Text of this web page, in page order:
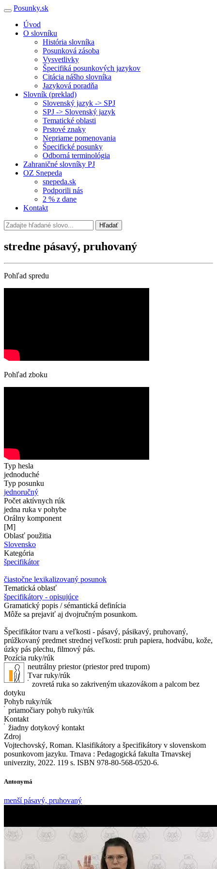
Posunky.sk
Úvod
O slovníku
História slovníka
Posunková zásoba
Vysvetlivky
Špecifiká posunkových jazykov
Citácia nášho slovníka
Jazyková poradňa
Slovník (preklad)
Slovenský jazyk -> SPJ
SPJ -> Slovenský jazyk
Tematické oblasti
Prstové znaky
Nepriame pomenovania
Špecifické posunky
Odborná terminológia
Zahraničné slovníky PJ
OZ Snepeda
snepeda.sk
Podporili nás
2 % z dane
Kontakt
Hľadať
stredne pásavý, pruhovaný
Pohľad spredu
Pohľad zboku
Typ hesla
jednoduché
Typ posunku
jednoručný
Počet aktívnych rúk
jedna ruka v pohybe
Orálny komponent
[M]
Oblasť použitia
Slovensko
Kategória
špecifikátor
čiastočne lexikalizovaný posunok
Tematická oblasť
špecifikátory - opisujúce
Gramatický popis / sémantická definícia
Môže sa prejaviť aj dvojručným posunkom.
Špecifikátor tvaru a veľkosti - pásavý, pásikavý, pruhovaný,
prúžkovaný predmet strednej veľkosti: pruh papiera, hodvábu, kože,
úzky pás plechu, filmový pás.
Pozícia ruky/rúk
neutrálny priestor (priestor pred trupom)
Tvar ruky/rúk
zovretá ruka so zakriveným ukazovákom a palcom bez
dotyku
Pohyb ruky/rúk
priamočiary pohyb ruky/rúk
Kontakt
žiadny dotykový kontakt
Zdroj
Vojtechovský, Roman. Klasifikátory a špecifikátory v slovenskom
posunkovom jazyku. Trnava : Pedagogická fakulta Trnavskej
univerzity, 2022. 119 s. ISBN 978-80-568-0520-6.
Antonymá
menší pásavý, pruhovaný